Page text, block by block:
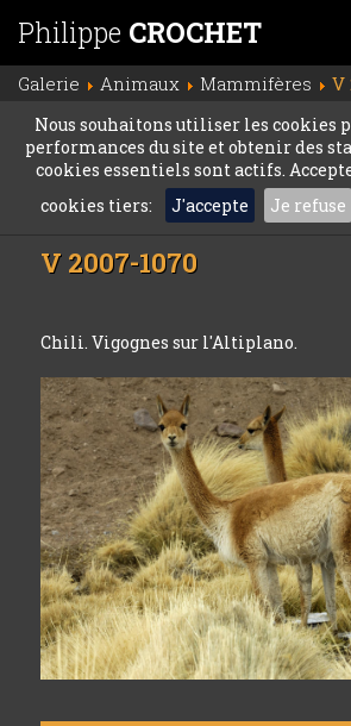
Philippe CROCHET
Galerie Animaux Mammifères V
Nous souhaitons utiliser les cookies
performances du site et obtenir des
cookies essentiels sont actifs.
cookies tiers:
J'accepte Je refuse
V 2007-1070
Chili. Vigognes sur l'Altiplano.